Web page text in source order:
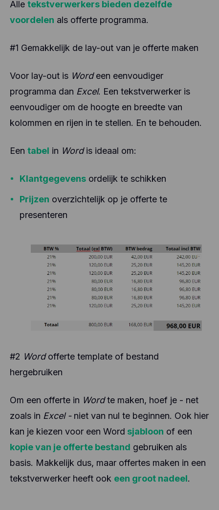
Alle tekstverwerkers bieden dezelfde
voordelen als offerte programma.
#1 Gemakkelijk de lay-out van je offerte maken
Voor lay-out is Wordeen eenvoudiger
programma dan Excel. Een tekstverwerker is
eenvoudiger om de hoogte en breedte van
kolommen en rijen in te stellen. En te behouden.
Een tabel in Wordis ideaal om:
Klantgegevens ordelijk te schikken
Prijzen overzichtelijk op je offerte te
presenteren
#2 Wordofferte template of bestand
hergebruiken
Om een offerte in Wordte maken, hoef je - net
zoals in Excel - niet van nul te beginnen. Ook hier
kan je kiezen voor een Word sjabloon of een
kopie van je offerte bestand gebruiken als
basis. Makkelijk dus, maar offertes maken in een
tekstverwerker heeft ook een groot nadeel.